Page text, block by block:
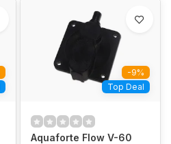
-9%
Top Deal
Aquaforte Flow V-60